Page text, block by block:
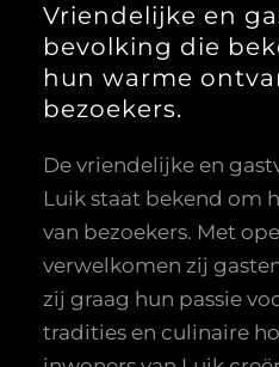
Vriendelijke en
bevolking die
hun warme
bezoekers.
De vriendelijke en
Luik staat bekend om
van bezoekers. Met
verwelkomen zij
zij graag hun passie
tradities en culinaire